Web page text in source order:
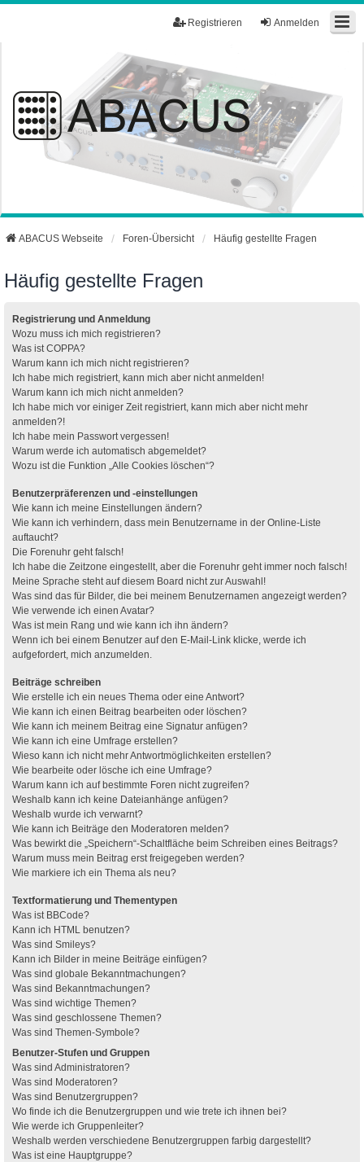
Anmelden
Registrieren
ABACUS Webseite Foren-Übersicht Häufig gestellte Fragen
Häufig gestellte Fragen
Registrierung und Anmeldung
Wozu muss ich mich registrieren?
Was ist COPPA?
Warum kann ich mich nicht registrieren?
Ich habe mich registriert, kann mich aber nicht anmelden!
Warum kann ich mich nicht anmelden?
Ich habe mich vor einiger Zeit registriert, kann mich aber nicht mehr
anmelden?!
Ich habe mein Passwort vergessen!
Warum werde ich automatisch abgemeldet?
Wozu ist die Funktion „Alle Cookies löschen“?
Benutzerpräferenzen und -einstellungen
Wie kann ich meine Einstellungen ändern?
Wie kann ich verhindern, dass mein Benutzername in der Online-Liste
auftaucht?
Die Forenuhr geht falsch!
Ich habe die Zeitzone eingestellt, aber die Forenuhr geht immer noch falsch!
Meine Sprache steht auf diesem Board nicht zur Auswahl!
Was sind das für Bilder, die bei meinem Benutzernamen angezeigt werden?
Wie verwende ich einen Avatar?
Was ist mein Rang und wie kann ich ihn ändern?
Wenn ich bei einem Benutzer auf den E-Mail-Link klicke, werde ich
aufgefordert, mich anzumelden.
Beiträge schreiben
Wie erstelle ich ein neues Thema oder eine Antwort?
Wie kann ich einen Beitrag bearbeiten oder löschen?
Wie kann ich meinem Beitrag eine Signatur anfügen?
Wie kann ich eine Umfrage erstellen?
Wieso kann ich nicht mehr Antwortmöglichkeiten erstellen?
Wie bearbeite oder lösche ich eine Umfrage?
Warum kann ich auf bestimmte Foren nicht zugreifen?
Weshalb kann ich keine Dateianhänge anfügen?
Weshalb wurde ich verwarnt?
Wie kann ich Beiträge den Moderatoren melden?
Was bewirkt die „Speichern“-Schaltfläche beim Schreiben eines Beitrags?
Warum muss mein Beitrag erst freigegeben werden?
Wie markiere ich ein Thema als neu?
Textformatierung und Thementypen
Was ist BBCode?
Kann ich HTML benutzen?
Was sind Smileys?
Kann ich Bilder in meine Beiträge einfügen?
Was sind globale Bekanntmachungen?
Was sind Bekanntmachungen?
Was sind wichtige Themen?
Was sind geschlossene Themen?
Was sind Themen-Symbole?
Benutzer-Stufen und Gruppen
Was sind Administratoren?
Was sind Moderatoren?
Was sind Benutzergruppen?
Wo finde ich die Benutzergruppen und wie trete ich ihnen bei?
Wie werde ich Gruppenleiter?
Weshalb werden verschiedene Benutzergruppen farbig dargestellt?
Was ist eine Hauptgruppe?